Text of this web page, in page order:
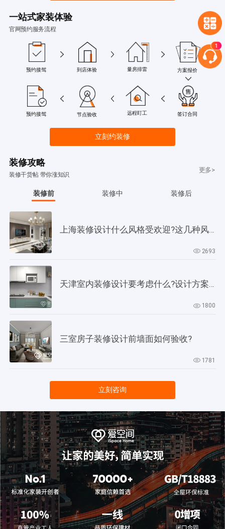
一站式家装体验
官网预约服务流程
预约接驾 到店体验 量房排雷 方案报价
预约接驾 节点验收 远程盯工 签订合同
立刻约装修
装修攻略
装修干货帖 带你涨知识
更多>
装修前 装修中 装修后
上海装修设计什么风格受欢迎?这几种风格是当下正流行!
2693
天津室内装修设计要考虑什么?设计方案要以此为依据!
1800
三室房子装修设计前墙面如何验收?
1781
立刻咨询